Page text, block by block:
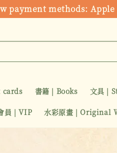
payment methods: Apple
cards 書籍 | Books 文具 |
員 | VIP 水彩原畫 | Original